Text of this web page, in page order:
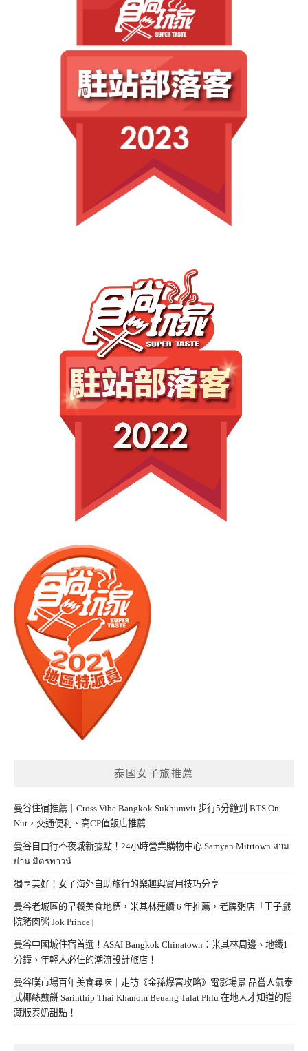
泰國女子旅推薦
曼谷住宿推薦｜Cross Vibe Bangkok Sukhumvit 步行5分鐘到 BTS On
Nut，交通便利、高CP值飯店推薦
曼谷自由行不夜城新據點！24小時營業購物中心 Samyan Mitrtown สาม
ย่าน มิตรทาวน์
獨享美好！女子海外自助旅行的樂趣與實用技巧分享
曼谷老城區的早餐美食地標，米其林連續 6 年推薦，老牌粥店「王子戲
院豬肉粥 Jok Prince」
曼谷中國城住宿首選！ASAI Bangkok Chinatown：米其林周邊、地鐵1
分鐘、年輕人必住的潮流設計旅店！
曼谷噗市場百年美食尋味｜走訪《金孫爆富攻略》電影場景 品嘗人氣泰
式椰絲煎餅 Sarinthip Thai Khanom Beuang Talat Phlu 在地人才知道的隱
藏版泰奶甜點！